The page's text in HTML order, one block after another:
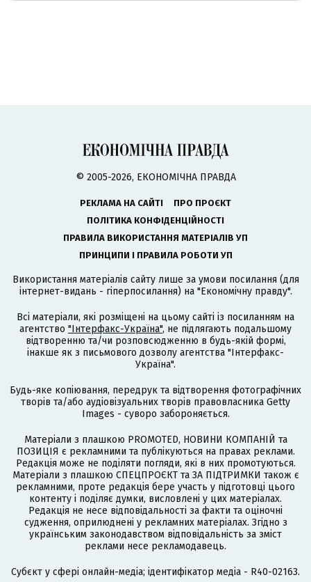
© 2005-2026, ЕКОНОМІЧНА ПРАВДА
РЕКЛАМА НА САЙТІ
ПРО ПРОЄКТ
ПОЛІТИКА КОНФІДЕНЦІЙНОСТІ
ПРАВИЛА ВИКОРИСТАННЯ МАТЕРІАЛІВ УП
ПРИНЦИПИ І ПРАВИЛА РОБОТИ УП
Використання матеріалів сайту лише за умови посилання (для
інтернет-видань - гіперпосилання) на "Економічну правду".
Всі матеріали, які розміщені на цьому сайті із посиланням на
агентство "Інтерфакс-Україна", не підлягають подальшому
відтворенню та/чи розповсюдженню в будь-якій формі,
інакше як з письмового дозволу агентства "Інтерфакс-
Україна".
Будь-яке копіювання, передрук та відтворення фотографічних
творів та/або аудіовізуальних творів правовласника Getty
Images - суворо забороняється.
Матеріали з плашкою PROMOTED, НОВИНИ КОМПАНІЙ та
ПОЗИЦІЯ є рекламними та публікуються на правах реклами.
Редакція може не поділяти погляди, які в них промотуються.
Матеріали з плашкою СПЕЦПРОЄКТ та ЗА ПІДТРИМКИ також є
рекламними, проте редакція бере участь у підготовці цього
контенту і поділяє думки, висловлені у цих матеріалах.
Редакція не несе відповідальності за факти та оціночні
судження, оприлюднені у рекламних матеріалах. Згідно з
українським законодавством відповідальність за зміст
реклами несе рекламодавець.
Cубєкт у сфері онлайн-медіа; ідентифікатор медіа - R40-02163.